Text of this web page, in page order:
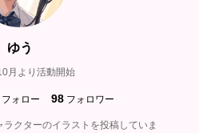
ゆう
月より活動開始
フォロー 98 フォロワー
クターのイラストを投稿していま